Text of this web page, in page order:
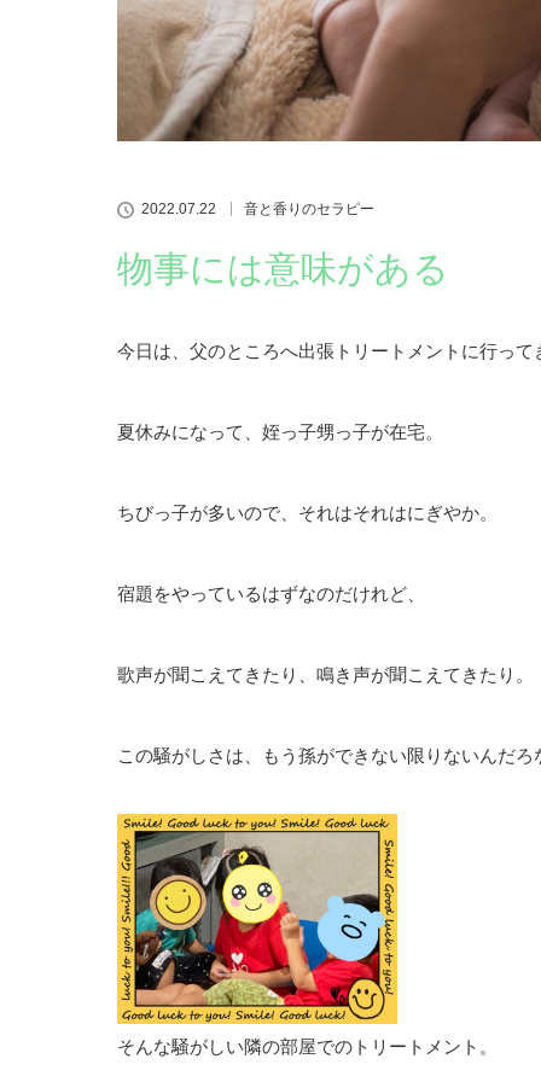
2022.07.22 音と香りのセラピー
物事には意味がある
今日は、父のところへ出張トリートメントに行って
夏休みになって、姪っ子甥っ子が在宅。
ちびっ子が多いので、それはそれはにぎやか。
宿題をやっているはずなのだけれど、
歌声が聞こえてきたり、鳴き声が聞こえてきたり。
この騒がしさは、もう孫ができない限りないんだろ
そんな騒がしい隣の部屋でのトリートメント。